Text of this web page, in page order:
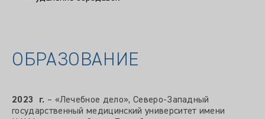
ОБРАЗОВАНИЕ
2023 г. – «Лечебное дело», Северо-Западный
государственный медицинский университет имени